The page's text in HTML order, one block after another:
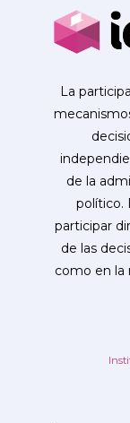
La
de la
político.
participar
de las
como en la